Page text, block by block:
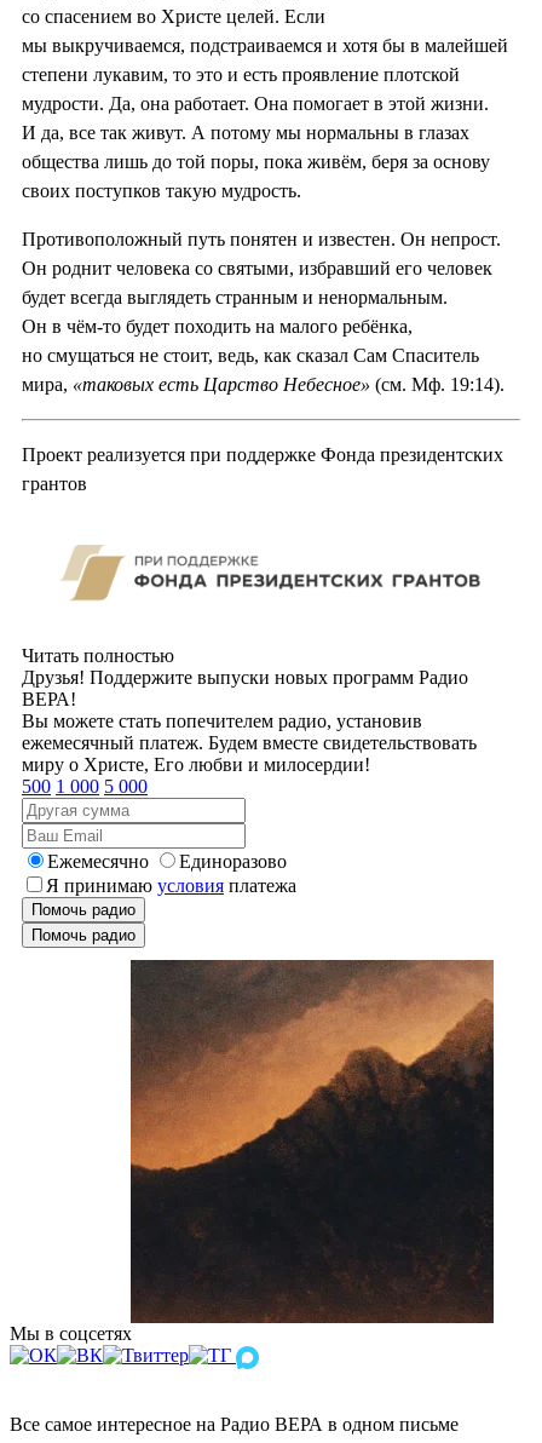
со спасением во Христе целей. Если
мы выкручиваемся, подстраиваемся и хотя бы в малейшей
степени лукавим, то это и есть проявление плотской
мудрости. Да, она работает. Она помогает в этой жизни.
И да, все так живут. А потому мы нормальны в глазах
общества лишь до той поры, пока живём, беря за основу
своих поступков такую мудрость.
Противоположный путь понятен и известен. Он непрост.
Он роднит человека со святыми, избравший его человек
будет всегда выглядеть странным и ненормальным.
Он в чём-то будет походить на малого ребёнка,
но смущаться не стоит, ведь, как сказал Сам Спаситель
мира, «таковых есть Царство Небесное» (см. Мф. 19:14).
Проект реализуется при поддержке Фонда президентских
грантов
Читать полностью
Друзья! Поддержите выпуски новых программ Радио
ВЕРА!
Вы можете стать попечителем радио, установив
ежемесячный платеж. Будем вместе свидетельствовать
миру о Христе, Его любви и милосердии!
500 1 000 5 000
Ежемесячно
Единоразово
Я принимаю условия платежа
Помочь радио
Помочь радио
Мы в соцсетях
Все самое интересное на Радио ВЕРА в одном письме